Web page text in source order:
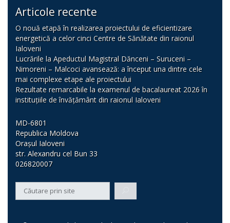
Articole recente
O nouă etapă în realizarea proiectului de eficientizare
energetică a celor cinci Centre de Sănătate din raionul
Ialoveni
Lucrările la Apeductul Magistral Dănceni – Suruceni –
Nimoreni – Malcoci avansează: a început una dintre cele
mai complexe etape ale proiectului
Rezultate remarcabile la examenul de bacalaureat 2026 în
instituțiile de învățământ din raionul Ialoveni
MD-6801
Republica Moldova
Orașul Ialoveni
str. Alexandru cel Bun 33
026820007